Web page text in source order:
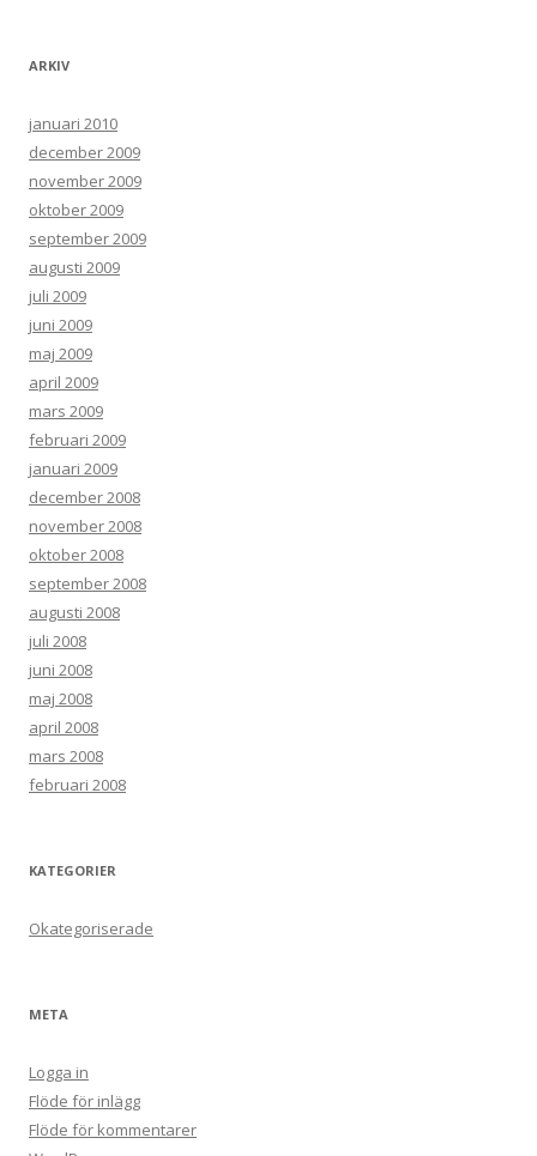
ARKIV
januari 2010
december 2009
november 2009
oktober 2009
september 2009
augusti 2009
juli 2009
juni 2009
maj 2009
april 2009
mars 2009
februari 2009
januari 2009
december 2008
november 2008
oktober 2008
september 2008
augusti 2008
juli 2008
juni 2008
maj 2008
april 2008
mars 2008
februari 2008
KATEGORIER
Okategoriserade
META
Logga in
Flöde för inlägg
Flöde för kommentarer